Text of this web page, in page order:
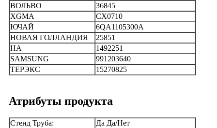
ВОЛЬВО
36845
XGMA
CX0710
ЮЧАЙ
6QA1105300A
НОВАЯ ГОЛЛАНДИЯ
25851
НА
1492251
SAMSUNG
991203640
ТЕРЭКС
15270825
Атрибуты продукта
Стенд Труба:
Да Да/Нет